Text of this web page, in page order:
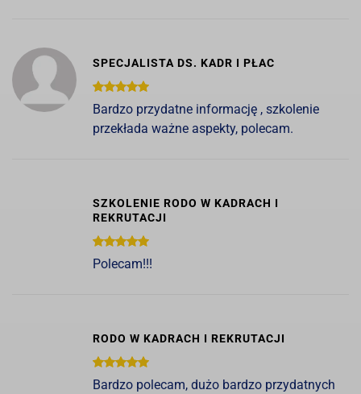
SPECJALISTA DS. KADR I PŁAC
Bardzo przydatne informację , szkolenie
przekłada ważne aspekty, polecam.
SZKOLENIE RODO W KADRACH I
REKRUTACJI
Polecam!!!
RODO W KADRACH I REKRUTACJI
Bardzo polecam, dużo bardzo przydatnych